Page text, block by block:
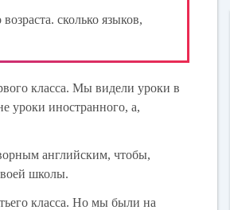
сколько языков,
класса. Мы видели уроки в
уроки иностранного, а,
английским, чтобы,
школы.
класса. Но мы были на